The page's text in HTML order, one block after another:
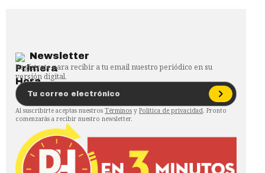
Newsletter
Regístrate para recibir a tu email nuestro periódico en su
versión digital.
Al suscribirte aceptas nuestros Términos y Política de privacidad. Pronto
comenzarás a recibir nuestro newsletter.